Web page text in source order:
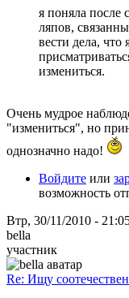
я поняла после
ляпов,
вести дела, что
измениться.
Очень мудрое
"измениться", но
однозначно надо!
Войдите или
возможность
Втр, 30/11/2010 -
bella
участник
Re: Ищу